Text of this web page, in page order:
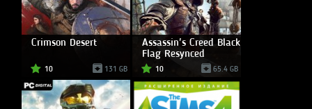
Crimson Desert
10 131 GB
Assassin's Creed Black
Flag Resynced
10 65.4 GB